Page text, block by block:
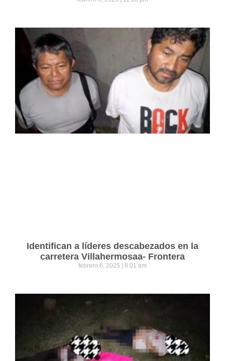
Identifican a líderes descabezados en la
carretera Villahermosaa- Frontera
febrero 6, 2025 8:01 am